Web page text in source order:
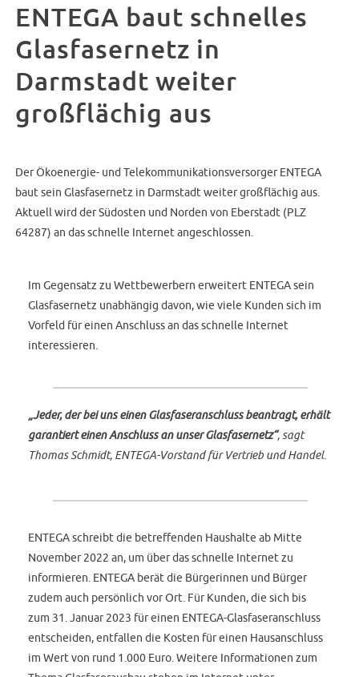
ENTEGA baut schnelles
Glasfasernetz in
Darmstadt weiter
großflächig aus
Der Ökoenergie- und Telekommunikationsversorger ENTEGA
baut sein Glasfasernetz in Darmstadt weiter großflächig aus.
Aktuell wird der Südosten und Norden von Eberstadt (PLZ
64287) an das schnelle Internet angeschlossen.
Im Gegensatz zu Wettbewerbern erweitert ENTEGA sein
Glasfasernetz unabhängig davon, wie viele Kunden sich im
Vorfeld für einen Anschluss an das schnelle Internet
interessieren.
„Jeder, der bei uns einen Glasfaseranschluss beantragt, erhält
garantiert einen Anschluss an unser Glasfasernetz“, sagt
Thomas Schmidt, ENTEGA-Vorstand für Vertrieb und Handel.
ENTEGA schreibt die betreffenden Haushalte ab Mitte
November 2022 an, um über das schnelle Internet zu
informieren. ENTEGA berät die Bürgerinnen und Bürger
zudem auch persönlich vor Ort. Für Kunden, die sich bis
zum 31. Januar 2023 für einen ENTEGA-Glasfaseranschluss
entscheiden, entfallen die Kosten für einen Hausanschluss
im Wert von rund 1.000 Euro. Weitere Informationen zum